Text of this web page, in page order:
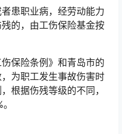
患职业病，经劳动能力
的，由工伤保险基金按
保险条例》和青岛市的
为职工发生事故伤害时
根据伤残等级的不同，